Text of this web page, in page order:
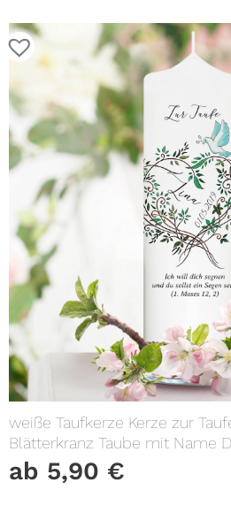
weiße Taufkerze Kerze zur
Blätterkranz Taube mit Name
ab 5,90 €